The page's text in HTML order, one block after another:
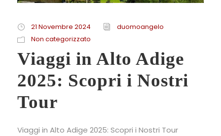
21 Novembre 2024
duomoangelo
Non categorizzato
Viaggi in Alto Adige
2025: Scopri i Nostri
Tour
Viaggi in Alto Adige 2025: Scopri i Nostri Tour